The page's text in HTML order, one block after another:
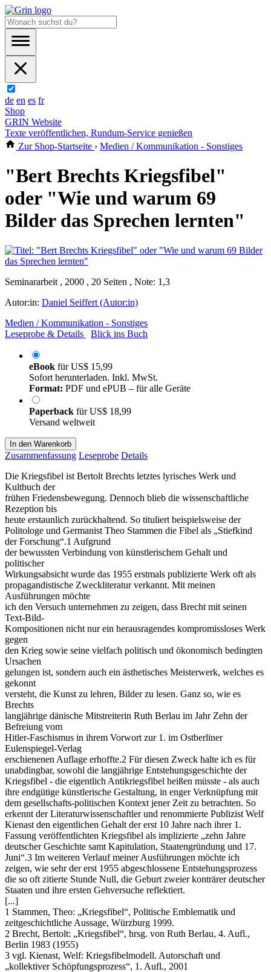
de en es fr
Shop
GRIN Website
Texte veröffentlichen, Rundum-Service genießen
Zur Shop-Startseite › Medien / Kommunikation - Sonstiges
"Bert Brechts Kriegsfibel"
oder "Wie und warum 69
Bilder das Sprechen lernten"
Seminararbeit , 2000 , 20 Seiten , Note: 1,3
Autor:in: Daniel Seiffert (Autor:in)
Medien / Kommunikation - Sonstiges
Leseprobe & Details
Blick ins Buch
eBook fürUS$ 15,99
Sofort herunterladen. Inkl. MwSt.
Format: PDF und ePUB – für alle Geräte
Paperback fürUS$ 18,99
Versand weltweit
In den Warenkorb
Zusammenfassung Leseprobe Details
Die Kriegsfibel ist Bertolt Brechts letztes lyrisches Werk und
Kultbuch der
frühen Friedensbewegung. Dennoch blieb die wissenschaftliche
Rezeption bis
heute erstaunlich zurückhaltend. So tituliert beispielsweise der
Politologe und Germanist Theo Stammen die Fibel als „Stiefkind
der Forschung“.1 Aufgrund
der bewussten Verbindung von künstlerischem Gehalt und
politischer
Wirkungsabsicht wurde das 1955 erstmals publizierte Werk oft als
propagandistische Zweckliteratur verkannt. Mit meinen
Ausführungen möchte
ich den Versuch unternehmen zu zeigen, dass Brecht mit seinen
Text-Bild-
Kompositionen nicht nur ein herausragendes kompromissloses Werk
gegen
den Krieg sowie seine vielfach politisch und ökonomisch bedingten
Ursachen
gelungen ist, sondern auch ein ästhetisches Meisterwerk, welches es
gekonnt
versteht, die Kunst zu lehren, Bilder zu lesen. Ganz so, wie es
Brechts
langjährige dänische Mitstreiterin Ruth Berlau im Jahr Zehn der
Befreiung vom
Hitler-Faschismus in ihrem Vorwort zur 1. im Ostberliner
Eulenspiegel-Verlag
erschienenen Auflage erhoffte.2 Für diesen Zweck halte ich es für
unabdingbar, sowohl die langjährige Entstehungsgeschichte der
Kriegsfibel - die eigentlich Antikriegsfibel heißen müsste - als auch
ihre endgütige künstlerische Gestaltung, in enger Verknüpfung mit
dem gesellschafts-politischen Kontext jener Zeit zu betrachten. So
erkennt der Literaturwissenschaftler und renommierte Publizist Welf
Kienast den eigentlichen Gehalt der erst 10 Jahre nach ihrer 1.
Fassung veröffentlichten Kriegsfibel als implizierte „zehn Jahre
deutscher Geschichte samt Kapitulation, Staatengründung und 17.
Juni“.3 Im weiteren Verlauf meiner Ausführungen möchte ich
zeigen, wie sehr der erst 1955 abgeschlossene Entstehungsprozess
die so oft zitierte Stunde Null, die Geburt zweier konträrer deutscher
Staaten und ihre ersten Gehversuche reflektiert.
[...]
1 Stammen, Theo: „Kriegsfibel“, Politische Emblematik und
zeitgeschichtliche Aussage, Würzburg 1999.
2 Brecht, Bertolt: „Kriegsfibel“, hrsg. von Ruth Berlau, 4. Aufl.,
Berlin 1983 (1955)
3 vgl. Kienast, Welf: Kriegsfibelmodell. Autorschaft und
„kollektiver Schöpfungsprozess“, 1. Aufl., 2001